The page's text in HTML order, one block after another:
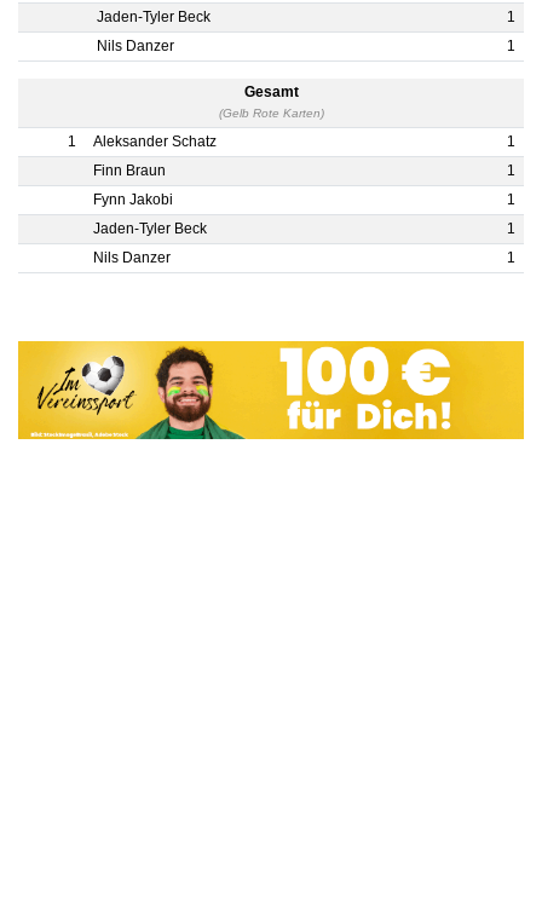
Jaden-Tyler Beck
1
Nils Danzer
1
Gesamt
(Gelb Rote Karten)
1 Aleksander Schatz
1
Finn Braun
1
Fynn Jakobi
1
Jaden-Tyler Beck
1
Nils Danzer
1